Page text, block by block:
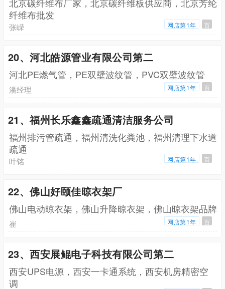
纤维布批发
张嵘 网店第1年 百
20、河北皓源管业有限公司第二
河北PE燃气管，PE双壁波纹管，PVC双壁波纹管
潘经理 网店第1年 百
21、福州长乐鑫鑫疏通清洁服务公司
福州排污管疏通，福州清洗化粪池，福州清理下水道
疏通
叶铭 网店第1年 百
22、佛山好颐佳晾衣架厂
佛山电动晾衣架，佛山升降晾衣架，佛山晾衣架品牌
崔 网店第1年 百
23、西安展鲲电子科技有限公司第二
西安UPS电源，西安一卡通系统，西安机房精密空
调